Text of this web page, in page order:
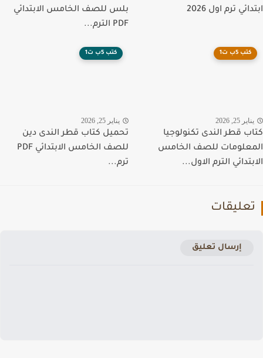
ترم اول 2026
بلس للصف الخامس الابتدائي
PDF الترم...
كتب 5ب ت1
25, 2026
قطر الندى تكنولوجيا
للصف الخامس
الترم الاول...
كتب 5ب ت1
يناير 25, 2026
تحميل كتاب قطر الندى دين
للصف الخامس الابتدائي PDF
ترم...
إرسال تعليق